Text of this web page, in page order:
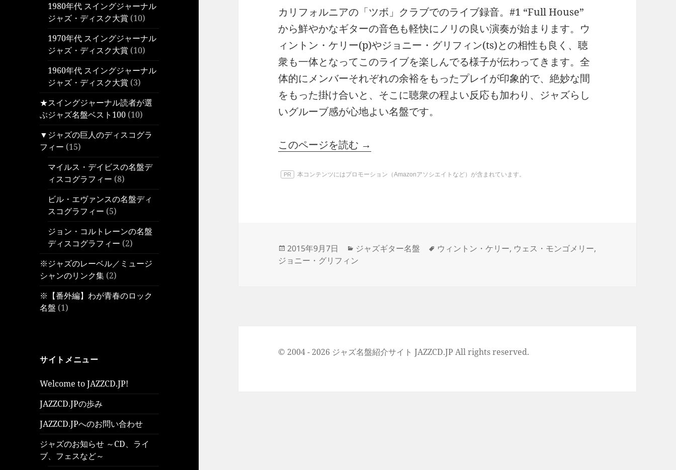
1980年代 スイングジャーナル
ジャズ・ディスク大賞 (10)
1970年代 スイングジャーナル
ジャズ・ディスク大賞 (10)
1960年代 スイングジャーナル
ジャズ・ディスク大賞 (3)
★スイングジャーナル読者が選
ぶジャズ名盤ベスト100 (10)
▼ジャズの巨人のディスコグラ
フィー (15)
マイルス・デイビスの名盤デ
ィスコグラフィー (8)
ビル・エヴァンスの名盤ディ
スコグラフィー (5)
ジョン・コルトレーンの名盤
ディスコグラフィー (2)
※ジャズのレーベル／ミュージ
シャンのリンク集 (2)
※【番外編】わが青春のロック
名盤 (1)
サイトメニュー
Welcome to JAZZCD.JP!
JAZZCD.JPの歩み
JAZZCD.JPへのお問い合わせ
ジャズのお知らせ ～CD、ライ
ブ、フェスなど～
カリフォルニアの「ツボ」クラブでのライブ録音。#1 “Full House”
から鮮やかなギターの音色も軽快にノリの良い演奏が始まります。ウ
ィントン・ケリー(p)やジョニー・グリフィン(ts)との相性も良く、聴
衆も一体となってこのライブを楽しんでる様子が伝わってきます。全
体的にメンバーそれぞれの余裕をもったプレイが印象的で、絶妙な間
をもった掛け合いと、そこに聴衆の程よい反応も加わり、ジャズらし
いグルーブ感が心地よい名盤です。
このページを読む →
PR 本コンテンツにはプロモーション（Amazonアソシエイトなど）が含まれています。
投
稿
2015年9月7日
カ
テ
ジャズギター名盤
タ
ウィントン・ケリー, ウェス・モンゴメリー,
ジョニー・グリフィン
© 2004 - 2026 ジャズ名盤紹介サイト JAZZCD.JP All rights reserved.